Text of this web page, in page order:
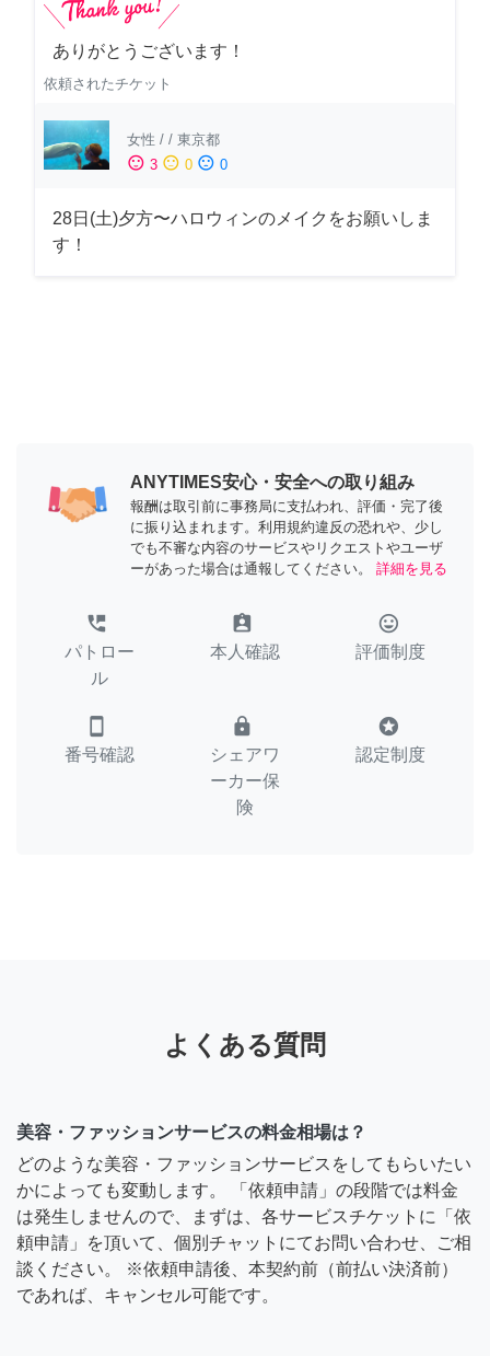
ありがとうございます！
依頼されたチケット
女性 / / 東京都
sentiment_satisfied 3 sentiment_neutral 0 sentiment_dissatisfied 0
28日(土)夕方〜ハロウィンのメイクをお願いしま
す！
ANYTIMES安心・安全への取り組み
報酬は取引前に事務局に支払われ、評価・完了後
に振り込まれます。利用規約違反の恐れや、少し
でも不審な内容のサービスやリクエストやユーザ
ーがあった場合は通報してください。
詳細を見る
perm_phone_msg
パトロー
ル
assignment_ind
本人確認
tag_faces
評価制度
smartphone
番号確認
lock
シェアワ
ーカー保
険
stars
認定制度
よくある質問
美容・ファッションサービスの料金相場は？
どのような美容・ファッションサービスをしてもらいたい
かによっても変動します。 「依頼申請」の段階では料金
は発生しませんので、まずは、各サービスチケットに「依
頼申請」を頂いて、個別チャットにてお問い合わせ、ご相
談ください。 ※依頼申請後、本契約前（前払い決済前）
であれば、キャンセル可能です。